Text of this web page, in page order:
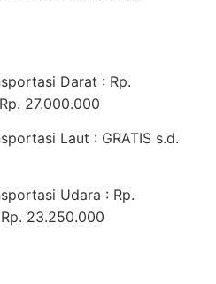
Darat : Rp.
27.000.000
Laut : GRATIS s.d.
Udara : Rp.
23.250.000